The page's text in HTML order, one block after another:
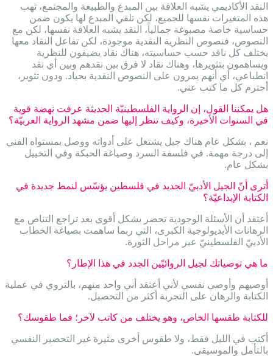
النقد الأكاديمي يشبه العلاقة بين المبدع والطبيعة والمجتمع، تهب
هذه المتغيرات نفسها للجميع، لكن تلقي المبدع لها يكون ضمن
حساسية خاصة مصبوغة جمالياً، النقد يشبه العلاقة نفسها، لكن مع
النصوص، فنصوص النظرية النقدية موجودة، لكن تفاعل النقاد معها
يختلف كل ناقد حسب حساسيته، هناك نقاد يضيفون للنظرية
ويساهمون بتثويرها، وهناك نقاد لا فرق بين نقدهم وبين أي نقد
انطباعي، أي أنهم يمرون على النصوص النقدية بحياد. ودون تثوير،
أحترم كل ما كتب عني.
هل يمكننا القول، إن الرواية الفلسطينيّة الحديثة عرفت نهضة قوية
في السنوات الأخيرة، وكيف تنظر إليها ضمن مشهد الرواية العربيّة؟
نعم ، بشكل عام هناك جيل يشتغل على أدواته ووصل بمستواه الفني
إلى درجة مهمة. في فلسفة السرد وصياغة الحبكة وفي التخييل
بشكل عام.
أترى أنّ الجيل الأدبيّ الجديد في فلسطين يؤسّس لنمط جديدة في
الكتابة الإبداعيّة؟
أعتقد أن الأسئلة الوجودية تحضر بشكل أقوى بعد تراجع التناص مع
الرهانات الأيديولوجية الكبرى، التي ربما ساهمت بصياغة الخطاب
الأدبيّ الفلسطينيّ عبر مراحل الثورة.
ما هي توصياتك لجيل الروائيّين الجدد في هذا الإطار؟
أوصيهم وأوصي نفسي لأني أعتقد أني واحد منهم، بالتروي في عملية
الكتابة والرهان على التجربة أكثر من التحصيل.
للكتابة طقسها الخاص، وهو يختلف من كاتب لآخر؛ فما طقوسك؟
أكتب في الليل فقط، ولا طقوس أخرى مثيرة غير التحضير النفسي
بالتأمل والموسيقى.